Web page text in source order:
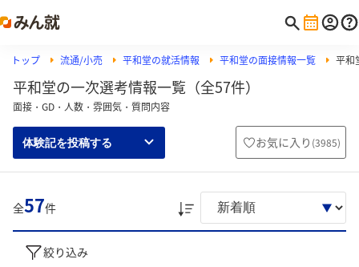
トップ 流通/小売 平和堂の就活情報 平和堂の面接情報一覧 平和
平和堂の一次選考情報一覧（全57件）
面接・GD・人数・雰囲気・質問内容
体験記を投稿する お気に入り (3985)
全57件
絞り込み